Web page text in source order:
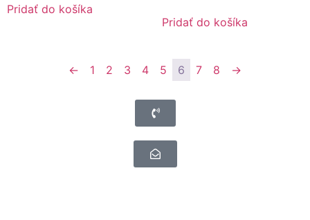
Pridať do košíka
Pridať do košíka
← 1 2 3 4 5 6 7 8 →